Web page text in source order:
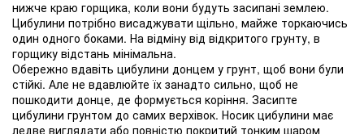
нижче краю горщика, коли вони будуть засипані землею.
Цибулини потрібно висаджувати щільно, майже торкаючись
один одного боками. На відміну від відкритого грунту, в
горщику відстань мінімальна.
Обережно вдавіть цибулини донцем у грунт, щоб вони були
стійкі. Але не вдавлюйте їх занадто сильно, щоб не
пошкодити донце, де формується коріння. Засипте
цибулини грунтом до самих верхівок. Носик цибулини має
ледве виглядати або повністю покритий тонким шаром